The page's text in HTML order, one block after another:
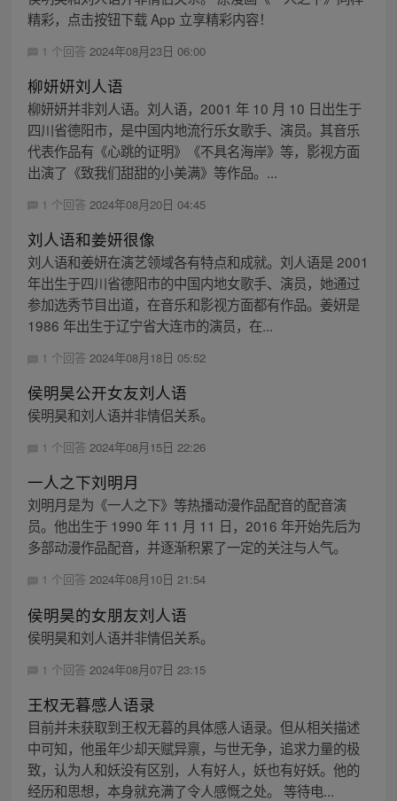
精彩，点击按钮下载 App 立享精彩内容！
1 个回答 2024年08月23日 06:00
柳妍妍刘人语
柳妍妍并非刘人语。刘人语，2001 年 10 月 10 日出生于
四川省德阳市，是中国内地流行乐女歌手、演员。其音乐
代表作品有《心跳的证明》《不具名海岸》等，影视方面
出演了《致我们甜甜的小美满》等作品。...
1 个回答 2024年08月20日 04:45
刘人语和姜妍很像
刘人语和姜妍在演艺领域各有特点和成就。刘人语是 2001
年出生于四川省德阳市的中国内地女歌手、演员，她通过
参加选秀节目出道，在音乐和影视方面都有作品。姜妍是
1986 年出生于辽宁省大连市的演员，在...
1 个回答 2024年08月18日 05:52
侯明昊公开女友刘人语
侯明昊和刘人语并非情侣关系。
1 个回答 2024年08月15日 22:26
一人之下刘明月
刘明月是为《一人之下》等热播动漫作品配音的配音演
员。他出生于 1990 年 11 月 11 日，2016 年开始先后为
多部动漫作品配音，并逐渐积累了一定的关注与人气。
1 个回答 2024年08月10日 21:54
侯明昊的女朋友刘人语
侯明昊和刘人语并非情侣关系。
1 个回答 2024年08月07日 23:15
王权无暮感人语录
目前并未获取到王权无暮的具体感人语录。但从相关描述
中可知，他虽年少却天赋异禀，与世无争，追求力量的极
致，认为人和妖没有区别，人有好人，妖也有好妖。他的
经历和思想，本身就充满了令人感慨之处。 等待电...